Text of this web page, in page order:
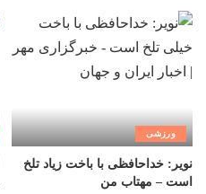
ورزشی
نویر: خداحافظی با باخت زیاد تلخ
است – مهتاب من